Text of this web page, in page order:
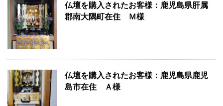
仏壇を購入されたお客様：鹿児島県肝属
郡南大隅町在住 Ｍ様
仏壇を購入されたお客様：鹿児島県鹿児
島市在住 Ａ様